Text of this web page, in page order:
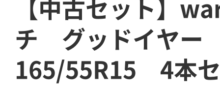
【中古セット】
チ グッドイヤ
165/55R15 4本